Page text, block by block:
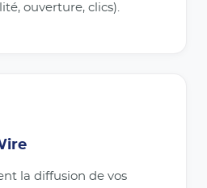
ouverture, clics).
la diffusion de vos